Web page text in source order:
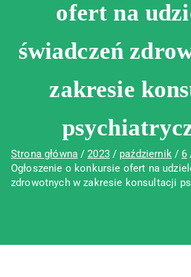
ofert na
świadczeń
zakresie
Strona główna 2023 październik
6
Ogłoszenie o konkursie ofert na
zdrowotnych w zakresie konsultacji